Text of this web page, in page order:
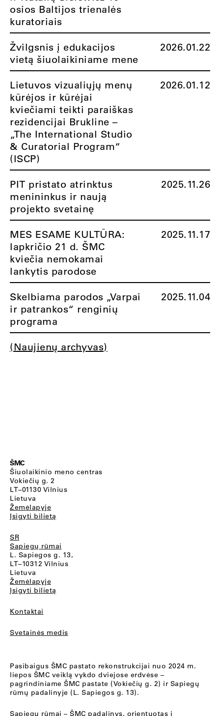
osios Baltijos trienalės
kuratoriais
Žvilgsnis į edukacijos
vietą šiuolaikiniame mene
2026.01.22
Lietuvos vizualiųjų menų
kūrėjos ir kūrėjai
kviečiami teikti paraiškas
rezidencijai Brukline –
„The International Studio
& Curatorial Program“
(ISCP)
2026.01.12
PIT pristato atrinktus
menininkus ir naują
projekto svetainę
2025.11.26
MES ESAME KULTŪRA:
lapkričio 21 d. ŠMC
kviečia nemokamai
lankytis parodose
2025.11.17
Skelbiama parodos „Varpai
ir patrankos“ renginių
programa
2025.11.04
(Naujienų archyvas)
ŠMC
Šiuolaikinio meno centras
Vokiečių g. 2
LT–01130 Vilnius
Lietuva
Žemėlapyje
Įsigyti bilietą
SR
Sapiegų rūmai
L. Sapiegos g. 13,
LT–10312 Vilnius
Lietuva
Žemėlapyje
Įsigyti bilietą
Kontaktai
Svetainės medis
Pasibaigus ŠMC pastato rekonstrukcijai nuo 2024 m.
liepos ŠMC veiklą vykdo dviejose erdvėse –
pagrindiniame ŠMC pastate (Vokiečių g. 2) ir Sapiegų
rūmų padalinyje (L. Sapiegos g. 13).
Sapiegų rūmai – ŠMC padalinys, orientuotas į